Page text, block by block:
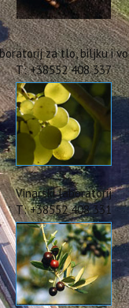
informacijama
podataka
mjesta
za tlo, biljku i
T: +38552 408 337
Vinarski laboratorij
T: +38552 408 331